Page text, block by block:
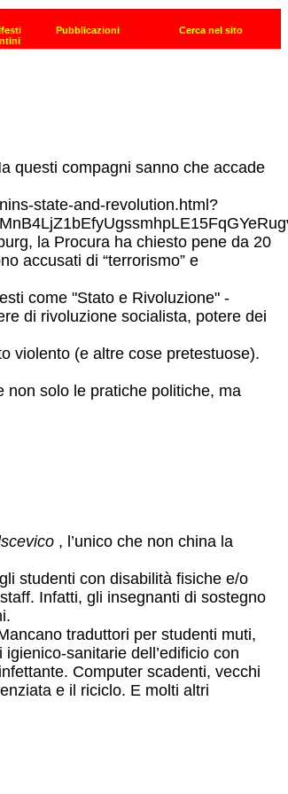
questi compagni sanno che accade
state-and-revolution.html?
la Procura ha chiesto pene da 20
accusati di “terrorismo” e
come "Stato e Rivoluzione" -
di rivoluzione socialista, potere dei
violento (e altre cose pretestuose).
non solo le pratiche politiche, ma
, l’unico che non china la
studenti con disabilità fisiche e/o
Infatti, gli insegnanti di sostegno
traduttori per studenti muti,
sanitarie dell’edificio con
Computer scadenti, vecchi
e il riciclo. E molti altri